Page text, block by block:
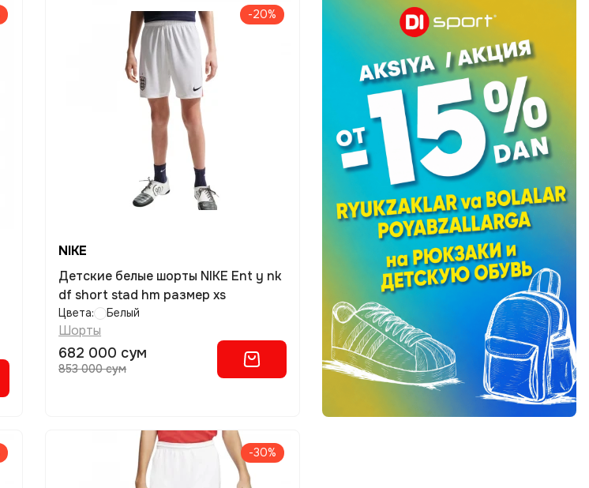
-20%
NIKE
Детские белые шорты NIKE Ent y nk
df short stad hm размер xs
Цвета: Белый
Шорты
682 000 сум
853 000 сум
-30%